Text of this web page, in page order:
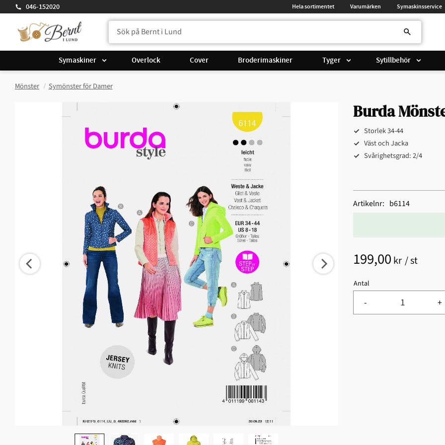
046-152020 Hela sortimentet Varumärken Symaskinsservice
Symaskiner Overlock Cover Broderimaskiner Tyger Sytillbehör
Mönster Symönster för Damer
Burda
Storlek 34-44
Väst och Jacka
Svårighetsgrad: 2/4
199,00 kr /st
Antal
+
-
Artikelnr b6114